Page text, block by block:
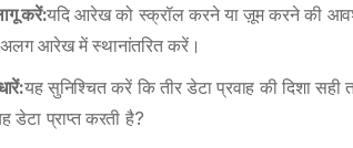
करें:यदि आरेख को स्क्रॉल करने या ज़ूम करने की
आरेख में स्थानांतरित करें।
यह सुनिश्चित करें कि तीर डेटा प्रवाह की दिशा सही
डेटा प्राप्त करती है?